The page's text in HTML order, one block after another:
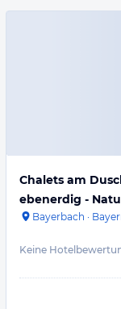
Chalets am
ebenerdig -
Bayerbach ·
Keine